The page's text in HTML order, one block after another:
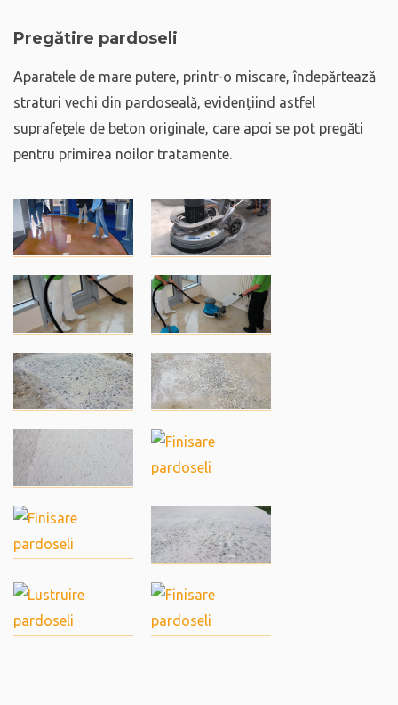
Pregătire pardoseli
Aparatele de mare putere, printr-o miscare, îndepărtează
straturi vechi din pardoseală, evidențiind astfel
suprafețele de beton originale, care apoi se pot pregăti
pentru primirea noilor tratamente.